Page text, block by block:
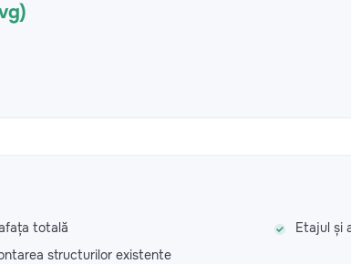
totală
Etajul și
structurilor existente